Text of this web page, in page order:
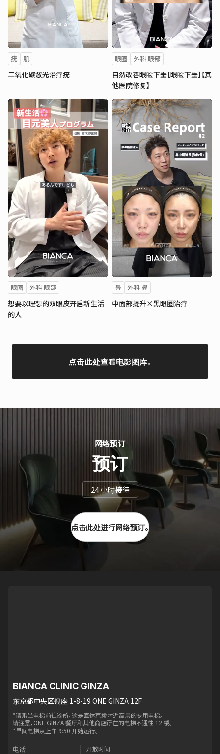
疣 肌
二氧化碳激光治疗疣
眼圈 外科 眼部
自然改善眼睑下垂【眼睑下垂】【其
他医院修复】
眼圈 外科 眼部
想要以理想的双眼皮开启新生活
的人
鼻 外科 鼻
中面部提升×黑眼圈治疗
点击此处查看电影图库。
网络预订
预订
24 小时接待
点击此处进行网络预订。
BIANCA CLINIC GINZA
东京都中央区银座 1-8-19 ONE GINZA 12F
*请乘坐电梯前往诊所，这是直达京桥附近高层的专用电梯。
请注意，ONE GINZA 餐厅和其他商店所在的电梯不通往 12 楼。
*早间电梯从上午 9:50 开始运行。
电话 开放时间